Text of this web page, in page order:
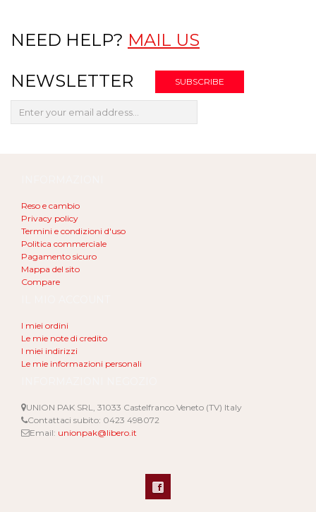
NEED HELP? MAIL US
NEWSLETTER
Reso e cambio
Privacy policy
Termini e condizioni d'uso
Politica commerciale
Pagamento sicuro
Mappa del sito
Compare
I miei ordini
Le mie note di credito
I miei indirizzi
Le mie informazioni personali
UNION PAK SRL, 31033 Castelfranco Veneto (TV) Italy
Contattaci subito: 0423 498072
Email: unionpak@libero.it